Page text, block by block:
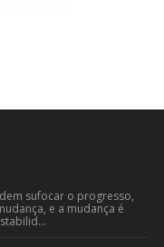
sufocar o progresso,
e a mudança é